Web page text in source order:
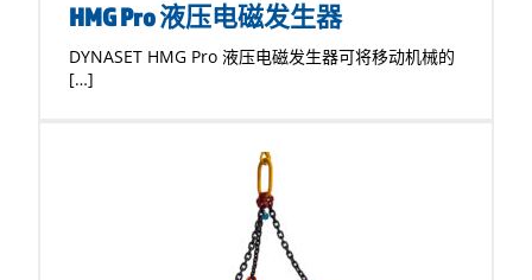
HMG Pro 液压电磁发生器
DYNASET HMG Pro 液压电磁发生器可将移动机械的
[…]